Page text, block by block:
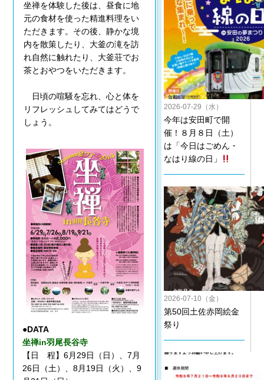
坐禅を体験した後は、昼食に地
元の食材を使った精進料理をい
ただきます。その後、静かな境
内を散策したり、大釜の滝を訪
れ自然に触れたり、大釜荘でお
茶とおやつをいただきます。
日頃の喧騒を忘れ、心と体を
リフレッシュしてみてはどうで
しょう。
●DATA
坐禅in羽尾長谷寺
【日 程】6月29日（日）、7月
26日（土）、8月19日（火）、9
2026-07-29（水）
今年は安田町で開
催！８月８日（土）
は「今日はごめん・
なはり線の日」
2026-07-10（金）
第50回土佐赤岡絵金
祭り